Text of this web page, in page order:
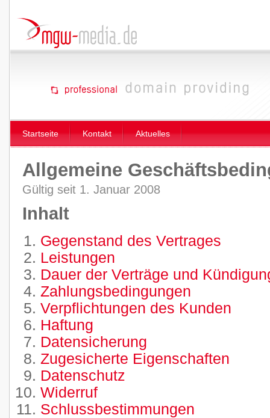
Startseite Kontakt Aktuelles
Allgemeine
Gültig seit 1. Januar 2008
Inhalt
Gegenstand des Vertrages
Leistungen
Dauer der Verträge und
Zahlungsbedingungen
Verpflichtungen des Kunden
Haftung
Datensicherung
Zugesicherte Eigenschaften
Datenschutz
Widerruf
Schlussbestimmungen